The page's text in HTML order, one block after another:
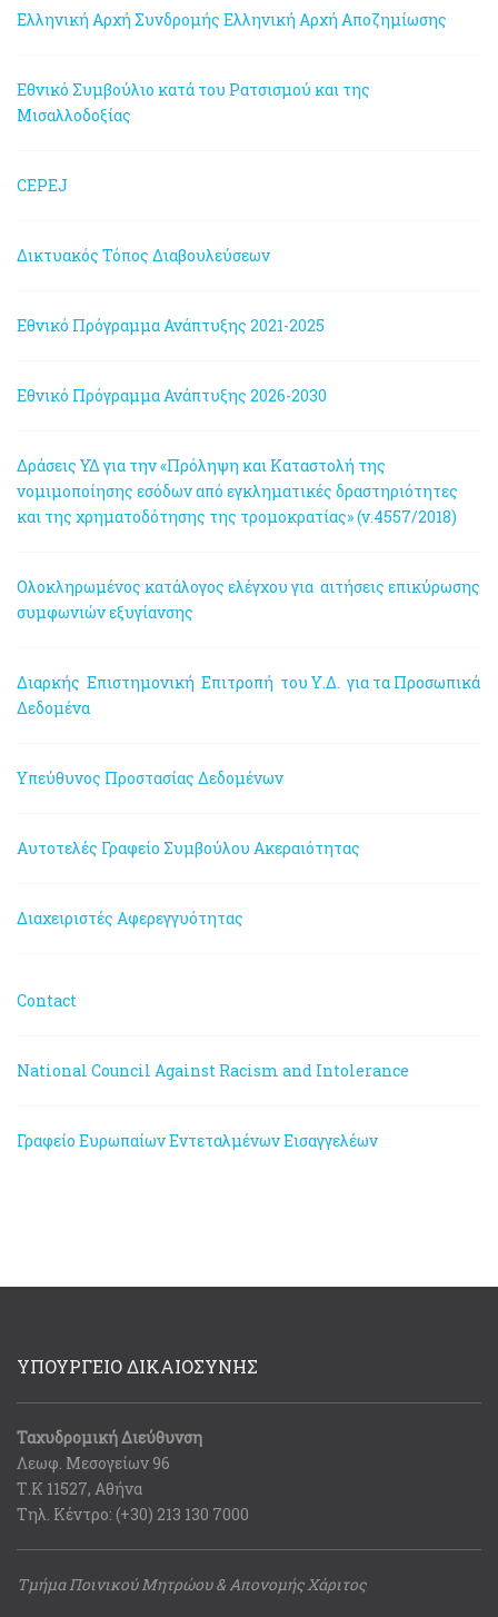
Ελληνική Αρχή Συνδρομής Ελληνική Αρχή Αποζημίωσης
Εθνικό Συμβούλιο κατά του Ρατσισμού και της
Μισαλλοδοξίας
CEPEJ
Δικτυακός Τόπος Διαβουλεύσεων
Εθνικό Πρόγραμμα Ανάπτυξης 2021-2025
Εθνικό Πρόγραμμα Ανάπτυξης 2026-2030
Δράσεις ΥΔ για την «Πρόληψη και Καταστολή της
νομιμοποίησης εσόδων από εγκληματικές δραστηριότητες
και της χρηματοδότησης της τρομοκρατίας» (ν.4557/2018)
Ολοκληρωμένος κατάλογος ελέγχου για αιτήσεις επικύρωσης
συμφωνιών εξυγίανσης
Διαρκής Επιστημονική Επιτροπή του Υ.Δ. για τα Προσωπικά
Δεδομένα
Υπεύθυνος Προστασίας Δεδομένων
Αυτοτελές Γραφείο Συμβούλου Ακεραιότητας
Διαχειριστές Αφερεγγυότητας
Contact
National Council Against Racism and Intolerance
Γραφείο Ευρωπαίων Εντεταλμένων Εισαγγελέων
ΥΠΟΥΡΓΕΙΟ ΔΙΚΑΙΟΣΥΝΗΣ
Ταχυδρομική Διεύθυνση
Λεωφ. Μεσογείων 96
Τ.Κ 11527, Αθήνα
Τηλ. Κέντρο: (+30) 213 130 7000
Τμήμα Ποινικού Μητρώου & Απονομής Χάριτος